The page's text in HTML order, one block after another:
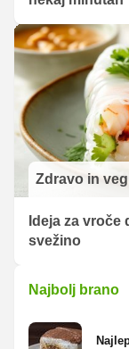
Zdravo in
Ideja za
svežino
Najbolj brano